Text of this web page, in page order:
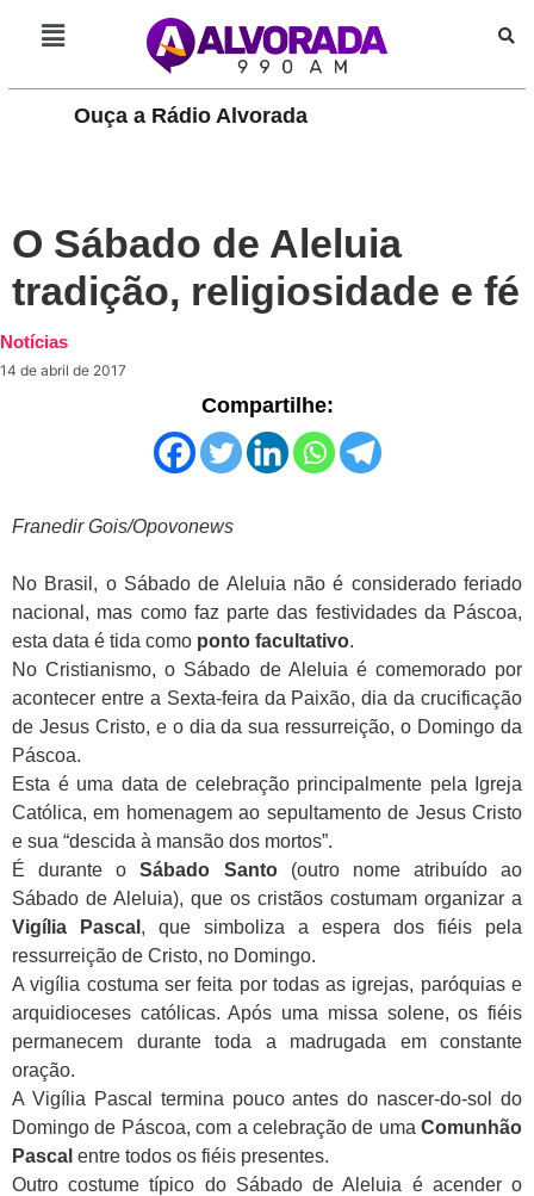
Ouça a Rádio Alvorada
O Sábado de Aleluia
tradição, religiosidade e fé
Notícias
14 de abril de 2017
Compartilhe:
Franedir Gois/Opovonews
No Brasil, o Sábado de Aleluia não é considerado feriado
nacional, mas como faz parte das festividades da Páscoa,
esta data é tida como ponto facultativo.
No Cristianismo, o Sábado de Aleluia é comemorado por
acontecer entre a Sexta-feira da Paixão, dia da crucificação
de Jesus Cristo, e o dia da sua ressurreição, o Domingo da
Páscoa.
Esta é uma data de celebração principalmente pela Igreja
Católica, em homenagem ao sepultamento de Jesus Cristo
e sua “descida à mansão dos mortos”.
É durante oSábado Santo(outro nome atribuído ao
Sábado de Aleluia), que os cristãos costumam organizar a
Vigília Pascal , que simboliza a espera dos fiéis pela
ressurreição de Cristo, no Domingo.
A vigília costuma ser feita por todas as igrejas, paróquias e
arquidioceses católicas. Após uma missa solene, os fiéis
permanecem durante toda a madrugada em constante
oração.
A Vigília Pascal termina pouco antes do nascer-do-sol do
Domingo de Páscoa, com a celebração de uma Comunhão
Pascal entre todos os fiéis presentes.
Outro costume típico do Sábado de Aleluia é acender o